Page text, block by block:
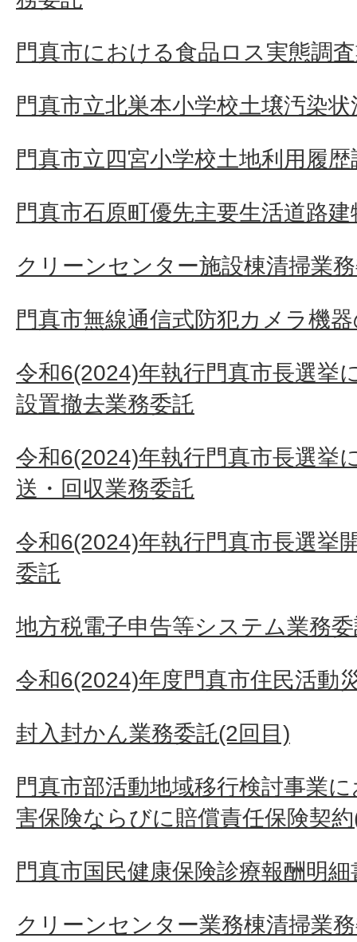
門真市における食品ロス実態調
門真市立北巣本小学校土壌汚染
門真市立四宮小学校土地利用履
門真市石原町優先主要生活道路
クリーンセンター施設棟清掃業
門真市無線通信式防犯カメラ機
令和6(2024)年執行門真市長選挙
設置撤去業務委託
令和6(2024)年執行門真市長選挙
送・回収業務委託
令和6(2024)年執行門真市長選挙
委託
地方税電子申告等システム業務
令和6(2024)年度門真市住民活動
封入封かん業務委託(2回目)
門真市部活動地域移行検討事業
害保険ならびに賠償責任保険契
門真市国民健康保険診療報酬明
クリーンセンター業務棟清掃業